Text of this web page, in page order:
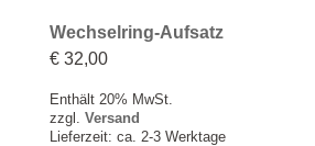
Wechselring-Aufsatz
€32,00
Enthält 20% MwSt.
zzgl. Versand
Lieferzeit: ca. 2-3 Werktage